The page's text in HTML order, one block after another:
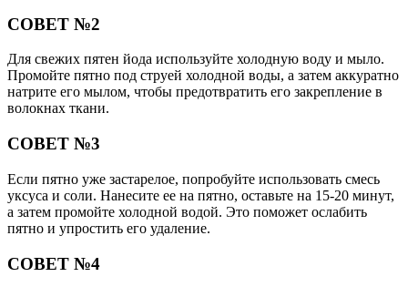
СОВЕТ №2
Для свежих пятен йода используйте холодную воду и мыло.
Промойте пятно под струей холодной воды, а затем аккуратно
натрите его мылом, чтобы предотвратить его закрепление в
волокнах ткани.
СОВЕТ №3
Если пятно уже застарелое, попробуйте использовать смесь
уксуса и соли. Нанесите ее на пятно, оставьте на 15-20 минут,
а затем промойте холодной водой. Это поможет ослабить
пятно и упростить его удаление.
СОВЕТ №4